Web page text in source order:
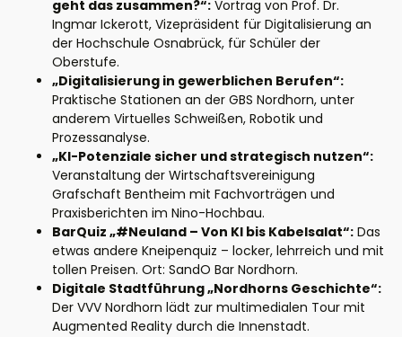
geht das zusammen?“: Vortrag von Prof. Dr.
Ingmar Ickerott, Vizepräsident für Digitalisierung an
der Hochschule Osnabrück, für Schüler der
Oberstufe.
„Digitalisierung in gewerblichen Berufen“:
Praktische Stationen an der GBS Nordhorn, unter
anderem Virtuelles Schweißen, Robotik und
Prozessanalyse.
„KI-Potenziale sicher und strategisch nutzen“:
Veranstaltung der Wirtschaftsvereinigung
Grafschaft Bentheim mit Fachvorträgen und
Praxisberichten im Nino-Hochbau.
BarQuiz „#Neuland – Von KI bis Kabelsalat“: Das
etwas andere Kneipenquiz – locker, lehrreich und mit
tollen Preisen. Ort: SandO Bar Nordhorn.
Digitale Stadtführung „Nordhorns Geschichte“:
Der VVV Nordhorn lädt zur multimedialen Tour mit
Augmented Reality durch die Innenstadt.